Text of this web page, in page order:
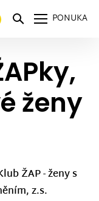
PONUKA
ženy
ŽAP - ženy s
z.s.